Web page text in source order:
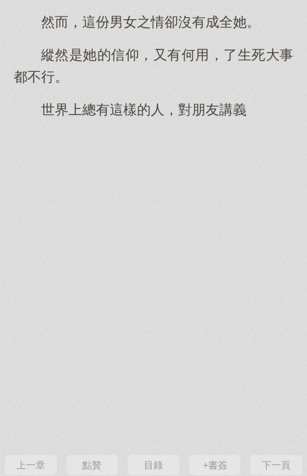
然而，這份男女之情卻沒有成全她。
縱然是她的信仰，又有何用，了生死大事
都不行。
世界上總有這樣的人，對朋友講義
上一章 點贊 目錄 +書簽 下一頁